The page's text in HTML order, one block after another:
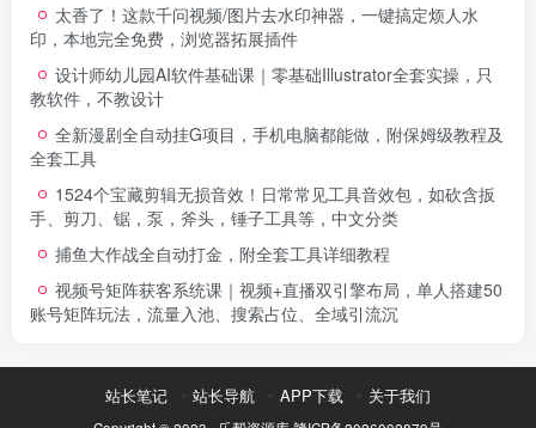
太香了！这款千问视频/图片去水印神器，一键搞定烦人水
印，本地完全免费，浏览器拓展插件
设计师幼儿园AI软件基础课｜零基础Illustrator全套实操，只
教软件，不教设计
全新漫剧全自动挂G项目，手机电脑都能做，附保姆级教程及
全套工具
1524个宝藏剪辑无损音效！日常常见工具音效包，如砍含扳
手、剪刀、锯，泵，斧头，锤子工具等，中文分类
捕鱼大作战全自动打金，附全套工具详细教程
视频号矩阵获客系统课｜视频+直播双引擎布局，单人搭建50
账号矩阵玩法，流量入池、搜索占位、全域引流沉
站长笔记 站长导航 APP下载 关于我们